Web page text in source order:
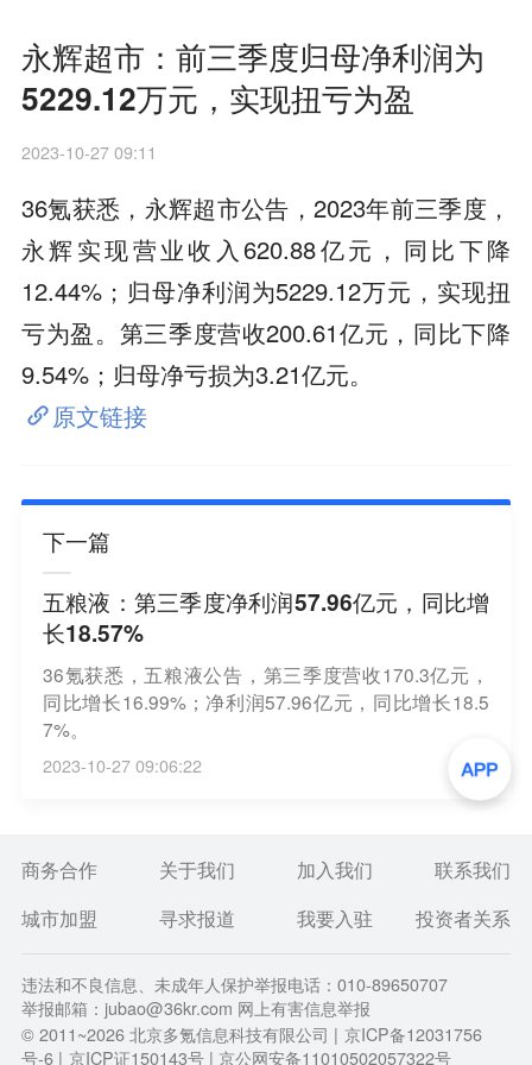
永辉超市：前三季度归母净利润为
5229.12万元，实现扭亏为盈
2023-10-27 09:11
36氪获悉，永辉超市公告，2023年前三季度，
永辉实现营业收入620.88亿元，同比下降
12.44%；归母净利润为5229.12万元，实现扭
亏为盈。第三季度营收200.61亿元，同比下降
9.54%；归母净亏损为3.21亿元。
原文链接
下一篇
五粮液：第三季度净利润57.96亿元，同比增
长18.57%
36氪获悉，五粮液公告，第三季度营收170.3亿元，
同比增长16.99%；净利润57.96亿元，同比增长18.5
7%。
2023-10-27 09:06:22
商务合作 关于我们 加入我们
联系我们
城市加盟
寻求报道 我要入驻 投资者关系
违法和不良信息、未成年人保护举报电话：010-89650707
举报邮箱：jubao@36kr.com 网上有害信息举报
© 2011~2026北京多氪信息科技有限公司 | 京ICP备12031756
号-6 | 京ICP证150143号 | 京公网安备11010502057322号